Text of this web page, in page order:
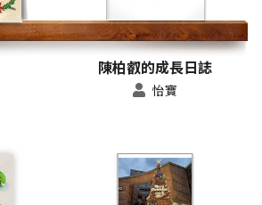
陳柏叡的成長日誌
怡寶